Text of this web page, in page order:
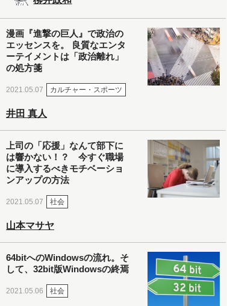
漫画『進撃の巨人』で政治の
エッセンスを。 良質なエンタ
ーテイメントは「政治離れ」
の処方箋
2021.05.07 カルチャー・スポーツ
井田 真人
上司の「応援」なんて部下に
は響かない！？ 今すぐ職場
に導入するべきモチベーショ
ンアップの方法
2021.05.07 社会
山本マサヤ
64bitへのWindowsの流れ。そ
して、32bit版Windowsの終焉
2021.05.06 社会